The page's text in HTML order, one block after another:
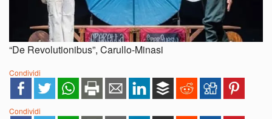
“De Revolutionibus”, Carullo-Minasi
Condividi
Condividi